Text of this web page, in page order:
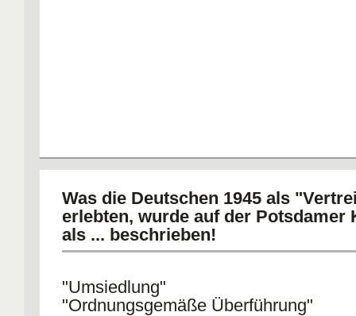
Was die Deutschen 1945 als
erlebten, wurde auf der Potsdamer
als ... beschrieben!
"Umsiedlung"
"Ordnungsgemäße Überführung"